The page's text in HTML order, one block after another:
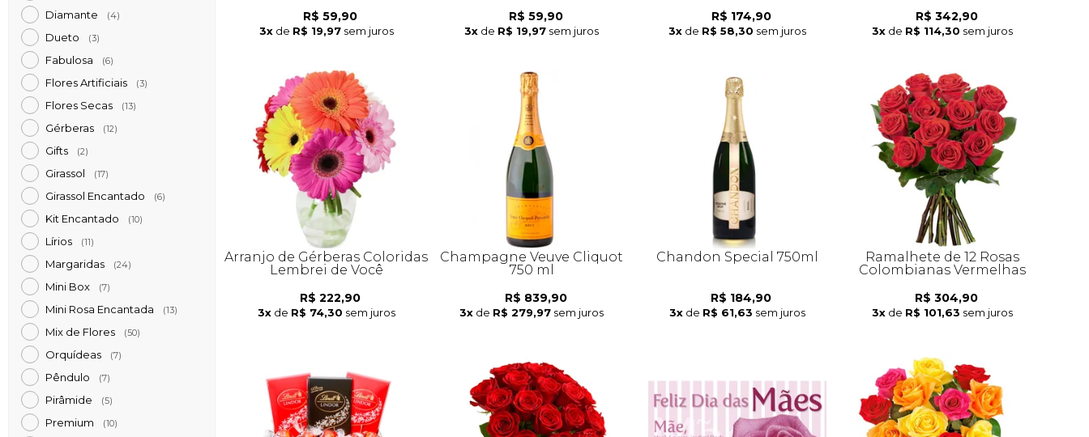
Diamante (4)
Dueto (3)
Fabulosa (6)
Flores Artificiais (3)
Flores Secas (13)
Gérberas (12)
Gifts (2)
Girassol (17)
Girassol Encantado (6)
Kit Encantado (10)
Lírios (11)
Margaridas (24)
Mini Box (7)
Mini Rosa Encantada (13)
Mix de Flores (50)
Orquídeas (7)
Pêndulo (7)
Pirâmide (5)
Premium (10)
R$ 59,90
3x de R$ 19,97 sem juros
R$ 59,90
3x de R$ 19,97 sem juros
R$ 174,90
3x de R$ 58,30 sem juros
R$ 342,90
3x de R$ 114,30 sem juros
Arranjo de Gérberas Coloridas
Lembrei de Você
R$ 222,90
3x de R$ 74,30 sem juros
Champagne Veuve Cliquot
750 ml
R$ 839,90
3x de R$ 279,97 sem juros
Chandon Special 750ml
R$ 184,90
3x de R$ 61,63 sem juros
Ramalhete de 12 Rosas
Colombianas Vermelhas
R$ 304,90
3x de R$ 101,63 sem juros